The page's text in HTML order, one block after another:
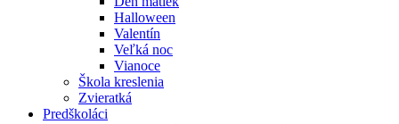
Halloween
Valentín
Veľká noc
Vianoce
Škola kreslenia
Zvieratká
Predškoláci